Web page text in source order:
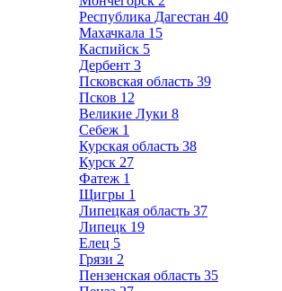
Республика Дагестан 40
Махачкала 15
Каспийск 5
Дербент 3
Псковская область 39
Псков 12
Великие Луки 8
Себеж 1
Курская область 38
Курск 27
Фатеж 1
Щигры 1
Липецкая область 37
Липецк 19
Елец 5
Грязи 2
Пензенская область 35